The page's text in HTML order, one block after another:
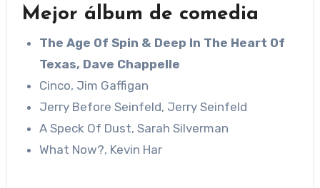
Mejor álbum de comedia
The Age Of Spin & Deep In The Heart Of
Texas, Dave Chappelle
Cinco, Jim Gaffigan
Jerry Before Seinfeld, Jerry Seinfeld
A Speck Of Dust, Sarah Silverman
What Now?, Kevin Har